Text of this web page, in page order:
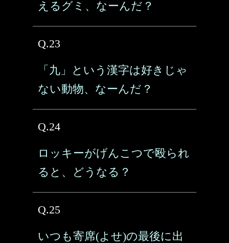
えるグミ、なーんだ？
Q.23
「九」という漢字は好きじゃ
ない動物、なーんだ？
Q.24
ロッキーがげんこつで殴られ
ると、どうなる？
Q.25
いつも寄席(よせ)の最後に出